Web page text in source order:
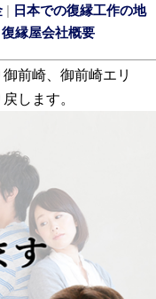
| 日本での復縁工作の地
復縁屋会社概要
御前崎、御前崎エリ
します。